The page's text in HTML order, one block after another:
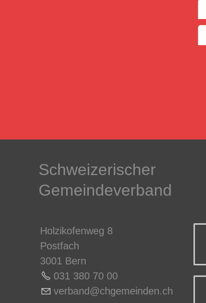
Schweizerischer
Gemeindeverband
Holzikofenweg 8
Postfach
3001 Bern
031 380 70 00
v rb nd chg m nd n ch